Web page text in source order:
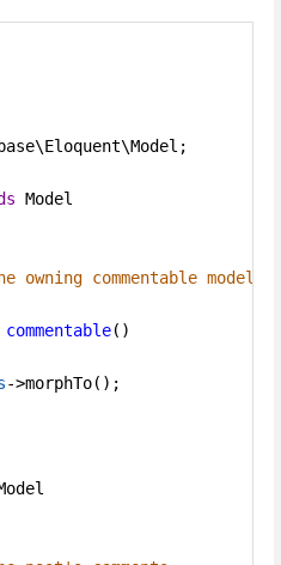
;
Model
commentable models.
commentable()
->morphTo();